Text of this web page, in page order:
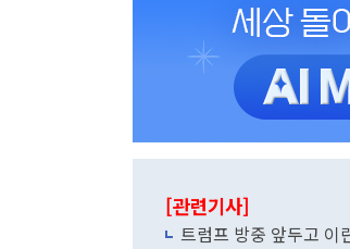
[관련기사]
트럼프 방중 앞두고 이